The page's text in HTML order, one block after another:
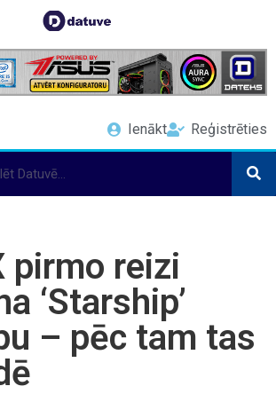
Ienākt Reģistrēties
pirmo reizi
‘Starship’
– pēc tam tas